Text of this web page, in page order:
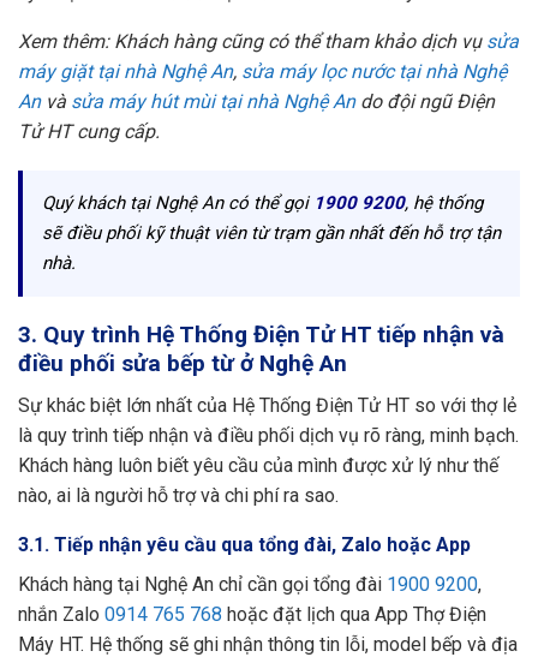
Xem thêm: Khách hàng cũng có thể tham khảo dịch vụ sửa
máy giặt tại nhà Nghệ An, sửa máy lọc nước tại nhà Nghệ
Anvà sửa máy hút mùi tại nhà Nghệ Ando đội ngũ Điện
Tử HT cung cấp.
Quý khách tại Nghệ An có thể gọi 1900 9200, hệ thống
sẽ điều phối kỹ thuật viên từ trạm gần nhất đến hỗ trợ tận
nhà.
3. Quy trình Hệ Thống Điện Tử HT tiếp nhận và
điều phối sửa bếp từ ở Nghệ An
Sự khác biệt lớn nhất của Hệ Thống Điện Tử HT so với thợ lẻ
là quy trình tiếp nhận và điều phối dịch vụ rõ ràng, minh bạch.
Khách hàng luôn biết yêu cầu của mình được xử lý như thế
nào, ai là người hỗ trợ và chi phí ra sao.
3.1. Tiếp nhận yêu cầu qua tổng đài, Zalo hoặc App
Khách hàng tại Nghệ An chỉ cần gọi tổng đài 1900 9200,
nhắn Zalo 0914 765 768 hoặc đặt lịch qua App Thợ Điện
Máy HT. Hệ thống sẽ ghi nhận thông tin lỗi, model bếp và địa